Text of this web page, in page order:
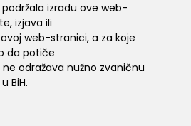
podržala izradu ove web-
izjava ili
web-stranici, a za koje
da potiče
ne odražava nužno zvaničnu
BiH.